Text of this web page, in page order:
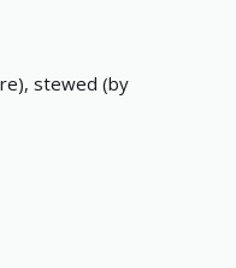
stewed (by